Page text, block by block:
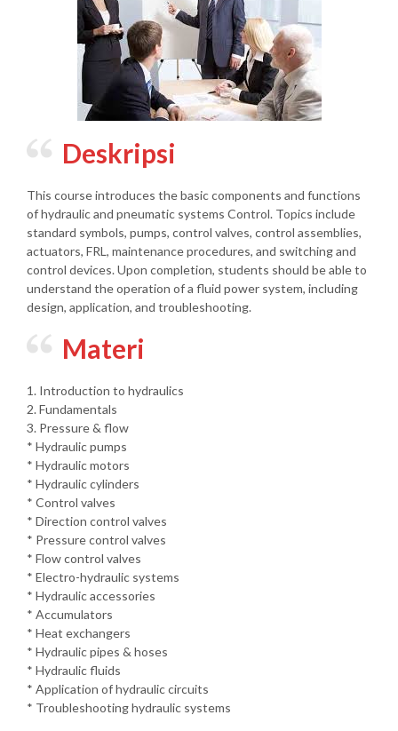
Deskripsi
This course introduces the basic components and functions
of hydraulic and pneumatic systems Control. Topics include
standard symbols, pumps, control valves, control assemblies,
actuators, FRL, maintenance procedures, and switching and
control devices. Upon completion, students should be able to
understand the operation of a fluid power system, including
design, application, and troubleshooting.
Materi
1. Introduction to hydraulics
2. Fundamentals
3. Pressure & flow
* Hydraulic pumps
* Hydraulic motors
* Hydraulic cylinders
* Control valves
* Direction control valves
* Pressure control valves
* Flow control valves
* Electro-hydraulic systems
* Hydraulic accessories
* Accumulators
* Heat exchangers
* Hydraulic pipes & hoses
* Hydraulic fluids
* Application of hydraulic circuits
* Troubleshooting hydraulic systems